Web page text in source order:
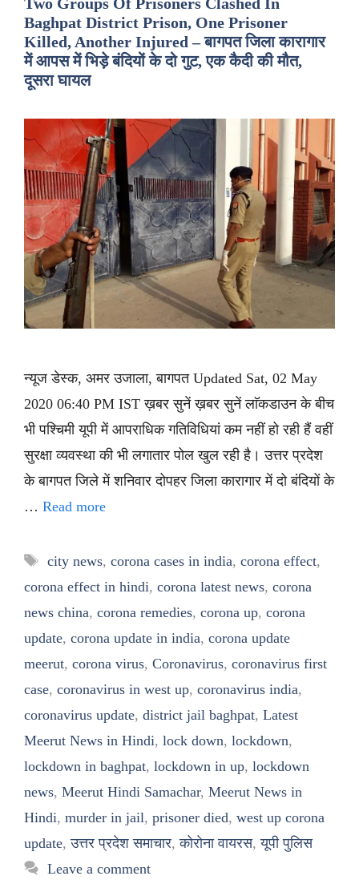
Baghpat District Prison, One Prisoner
Killed, Another Injured – बागपत जिला कारागार
में आपस में भिड़े बंदियों के दो गुट, एक कैदी की मौत,
दूसरा घायल
न्यूज डेस्क, अमर उजाला, बागपत Updated Sat, 02 May
2020 06:40 PM IST ख़बर सुनें ख़बर सुनें लाॅकडाउन के बीच
भी पश्चिमी यूपी में आपराधिक गतिविधियां कम नहीं हो रही हैं वहीं
सुरक्षा व्यवस्था की भी लगातार पोल खुल रही है। उत्तर प्रदेश
के बागपत जिले में शनिवार दोपहर जिला कारागार में दो बंदियों के
… Read more
Tags
city news, corona cases in india, corona effect,
corona effect in hindi, corona latest news, corona
news china, corona remedies, corona up, corona
update, corona update in india, corona update
meerut, corona virus, Coronavirus, coronavirus first
case, coronavirus in west up, coronavirus india,
coronavirus update, district jail baghpat, Latest
Meerut News in Hindi, lock down, lockdown,
lockdown in baghpat, lockdown in up, lockdown
news, Meerut Hindi Samachar, Meerut News in
Hindi, murder in jail, prisoner died, west up corona
update,उत्तर प्रदेश समाचार,कोरोना वायरस,यूपी पुलिस
Leave a comment